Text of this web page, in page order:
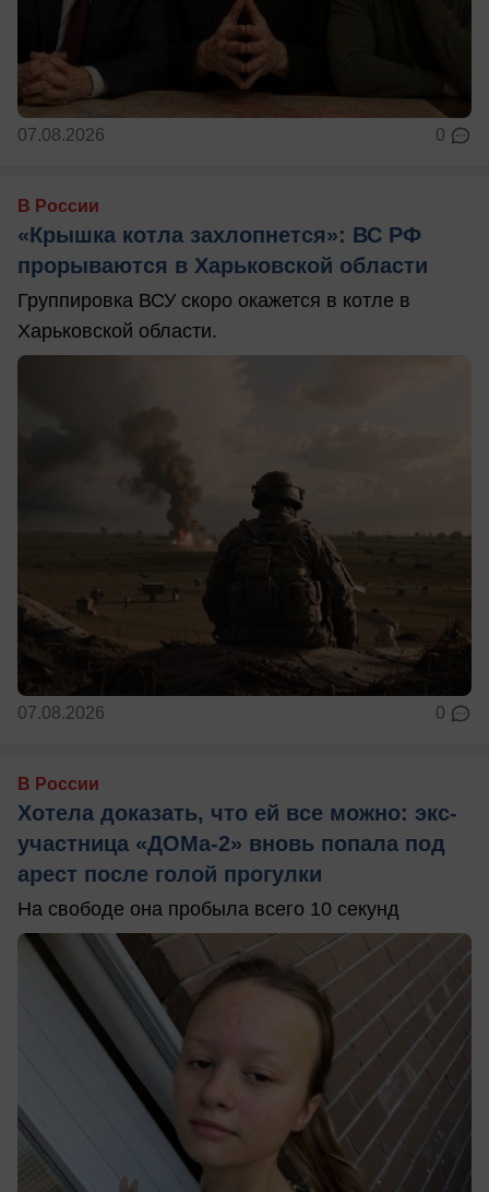
07.08.2026 0
В России
«Крышка котла захлопнется»: ВС РФ
прорываются в Харьковской области
Группировка ВСУ скоро окажется в котле в
Харьковской области.
07.08.2026 0
В России
Хотела доказать, что ей все можно: экс-
участница «ДОМа-2» вновь попала под
арест после голой прогулки
На свободе она пробыла всего 10 секунд